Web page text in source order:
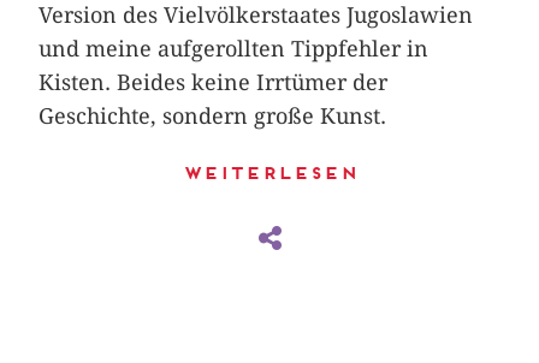
Version des Vielvölkerstaates Jugoslawien
und meine aufgerollten Tippfehler in
Kisten. Beides keine Irrtümer der
Geschichte, sondern große Kunst.
Weiterlesen